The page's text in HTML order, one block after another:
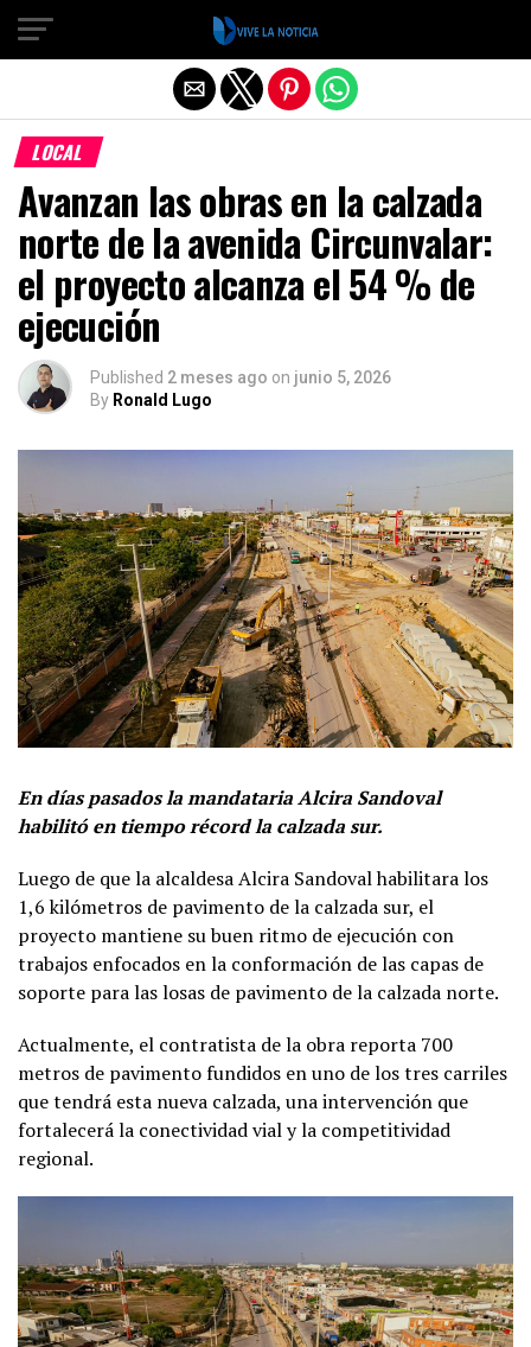
LOCAL
Avanzan las obras en la calzada
norte de la avenida Circunvalar:
el proyecto alcanza el 54 % de
ejecución
Published 2 meses ago on junio 5, 2026
By Ronald Lugo
En días pasados la mandataria Alcira Sandoval
habilitó en tiempo récord la calzada sur.
Luego de que la alcaldesa Alcira Sandoval habilitara los
1,6 kilómetros de pavimento de la calzada sur, el
proyecto mantiene su buen ritmo de ejecución con
trabajos enfocados en la conformación de las capas de
soporte para las losas de pavimento de la calzada norte.
Actualmente, el contratista de la obra reporta 700
metros de pavimento fundidos en uno de los tres carriles
que tendrá esta nueva calzada, una intervención que
fortalecerá la conectividad vial y la competitividad
regional.
Salir de la versión móvil